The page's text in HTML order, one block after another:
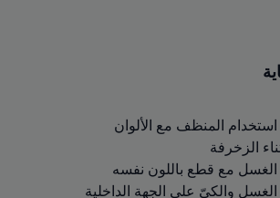
المنظف مع الألوان
الزخرفة
مع قطع باللون نفسه
والكىّ على الجهة الداخلية